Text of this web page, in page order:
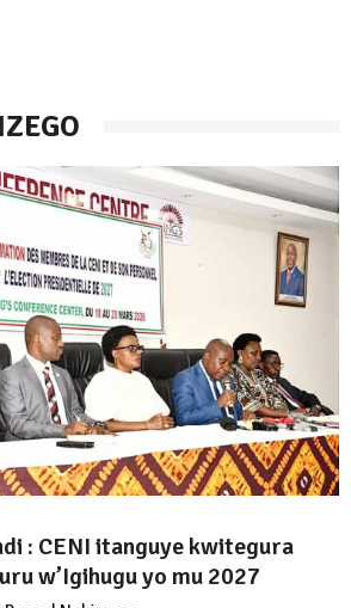
: CENI itanguye kwitegura
w’Igihugu yo mu 2027